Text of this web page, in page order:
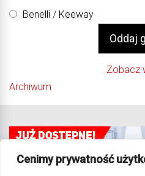
Cenimy prywatność
Benelli / Keeway
Zobacz
Archiwum